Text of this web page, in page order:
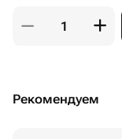
Рекомендуем